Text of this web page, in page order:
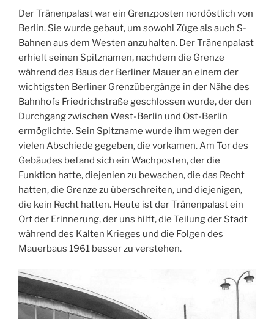
Der Tränenpalast war ein Grenzposten nordöstlich von
Berlin. Sie wurde gebaut, um sowohl Züge als auch S-
Bahnen aus dem Westen anzuhalten. Der Tränenpalast
erhielt seinen Spitznamen, nachdem die Grenze
während des Baus der Berliner Mauer an einem der
wichtigsten Berliner Grenzübergänge in der Nähe des
Bahnhofs Friedrichstraße geschlossen wurde, der den
Durchgang zwischen West-Berlin und Ost-Berlin
ermöglichte. Sein Spitzname wurde ihm wegen der
vielen Abschiede gegeben, die vorkamen. Am Tor des
Gebäudes befand sich ein Wachposten, der die
Funktion hatte, diejenien zu bewachen, die das Recht
hatten, die Grenze zu überschreiten, und diejenigen,
die kein Recht hatten. Heute ist der Tränenpalast ein
Ort der Erinnerung, der uns hilft, die Teilung der Stadt
während des Kalten Krieges und die Folgen des
Mauerbaus 1961 besser zu verstehen.